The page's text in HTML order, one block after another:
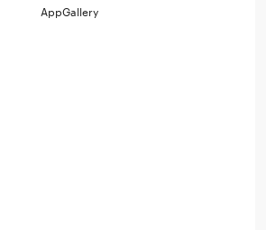
AppGallery